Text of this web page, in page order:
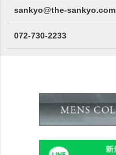
sankyo@the-sankyo.com
072-730-2233